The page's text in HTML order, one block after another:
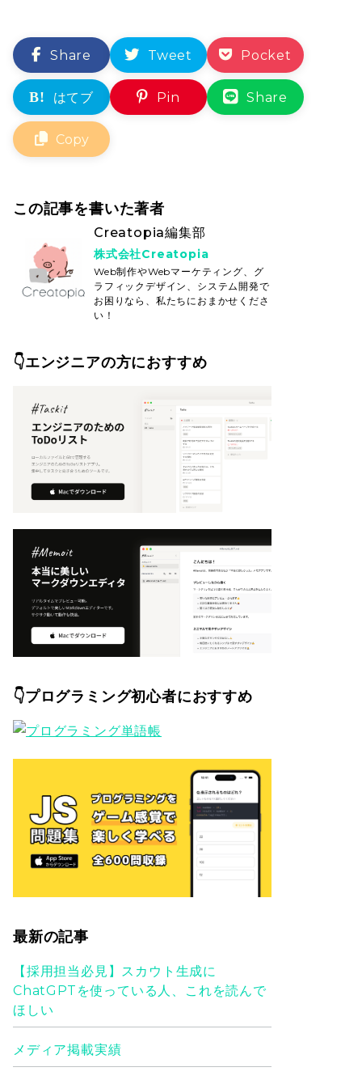
この記事を書いた著者
Creatopia編集部
株式会社Creatopia
Web制作やWebマーケティング、グ
ラフィックデザイン、システム開発で
お困りなら、私たちにおまかせくださ
い！
👇エンジニアの方におすすめ
👇プログラミング初心者におすすめ
最新の記事
【採用担当必見】スカウト生成に
ChatGPTを使っている人、これを読んで
ほしい
メディア掲載実績